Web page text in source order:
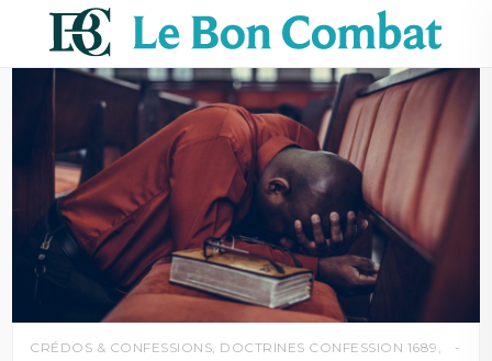
CRÉDOS & CONFESSIONS DOCTRINES CONFESSION 1689